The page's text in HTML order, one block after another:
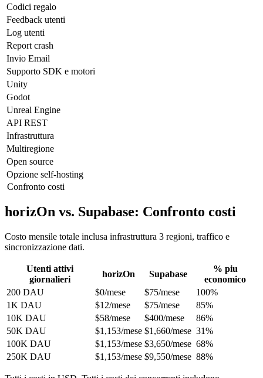
Codici regalo
Feedback utenti
Log utenti
Report crash
Invio Email
Supporto SDK e motori
Unity
Godot
Unreal Engine
API REST
Infrastruttura
Multiregione
Open source
Opzione self-hosting
Confronto costi
horizOn vs. Supabase: Confronto costi
Costo mensile totale inclusa infrastruttura 3 regioni, traffico e
sincronizzazione dati.
Utenti attivi
giornalieri
horizOn Supabase
% piu
economico
200 DAU
$0/mese $75/mese
100%
1K DAU
$12/mese $75/mese
85%
10K DAU
$58/mese $400/mese
86%
50K DAU
$1,153/mese $1,660/mese 31%
100K DAU
$1,153/mese $3,650/mese 68%
250K DAU
$1,153/mese $9,550/mese 88%